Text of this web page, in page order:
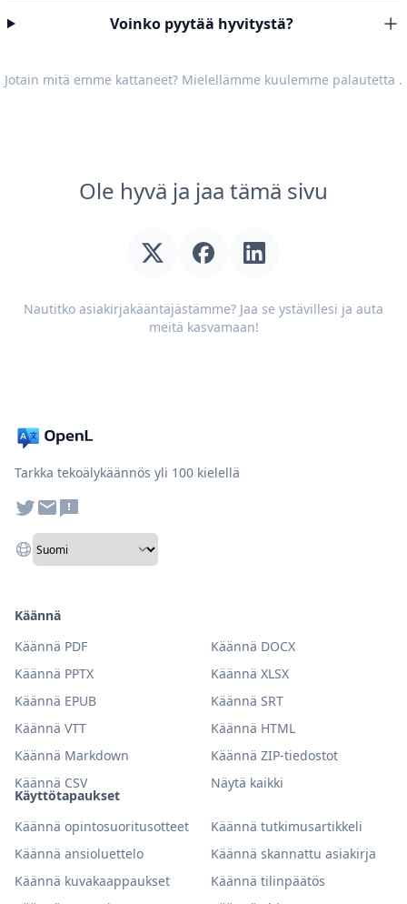
Voinko pyytää hyvitystä?
Jotain mitä emme kattaneet? Mielellämme kuulemme palautetta .
Ole hyvä ja jaa tämä sivu
Nautitko asiakirjakääntäjästämme? Jaa se ystävillesi ja auta
meitä kasvamaan!
Tarkka tekoälykäännös yli 100 kielellä
Käyttötapaukset
Käännä opintosuoritusotteet
Käännä tutkimusartikkeli
Käännä ansioluettelo
Käännä skannattu asiakirja
Käännä kuvakaappaukset
Käännä tilinpäätös
Käännä
Käännä PDF
Käännä DOCX
Käännä PPTX
Käännä XLSX
Käännä EPUB
Käännä SRT
Käännä VTT
Käännä HTML
Käännä Markdown
Käännä ZIP-tiedostot
Käännä CSV
Näytä kaikki